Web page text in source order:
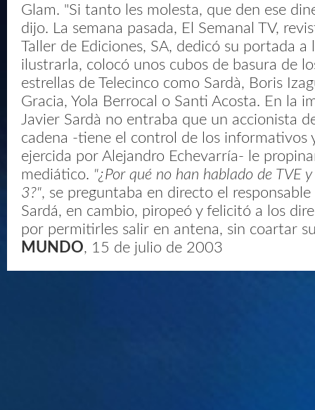
Glam. "Si tanto les molesta, que den ese
dijo. La semana pasada, El Semanal TV,
Taller de Ediciones, SA, dedicó su portada a
ilustrarla, colocó unos cubos de basura de
estrellas de Telecinco como Sardà, Boris
Gracia, Yola Berrocal o Santi Acosta. En la
Javier Sardà no entraba que un accionista
cadena -tiene el control de los informativos
ejercida por Alejandro Echevarría- le
mediático. "¿Por qué no han hablado de TVE
3?", se preguntaba en directo el responsable
Sardá, en cambio, piropeó y felicitó a los
por permitirles salir en antena, sin coartar
MUNDO, 15 de julio de 2003